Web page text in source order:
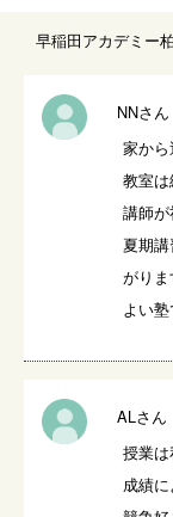
早稲田アカデミー
NNさん
家から
教室
講師
夏期
がりま
よい塾
ALさん
授業は
成績に